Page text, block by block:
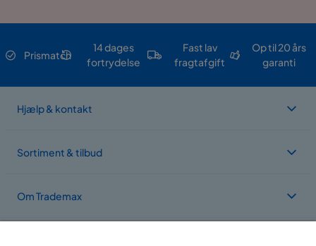
Prismatch
14 dages
fortrydelse
Fast lav
fragtafgift
Op til 20 års
garanti
Hjælp & kontakt
Sortiment & tilbud
Om Trademax